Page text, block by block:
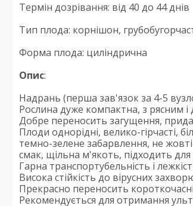
Термін дозрівання: від 40 до 44 днів
Тип плода: корнішон,
Форма плода: циліндрична
Опис:
Надрань (перша зав'язок за 4-5
Рослина дуже компактна, з рясним
Добре переносить загущення,
Плоди однорідні, велико-гірчасті,
темно-зелене забарвлення, не
смак, щільна м'якоть, підходить
Гарна транспортубельність і
Висока стійкість до вірусних
Прекрасно переносить
Рекомендується для отримання